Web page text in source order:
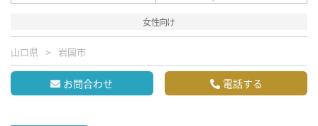
女性向け
山口県 岩国市
お問合わせ 電話する